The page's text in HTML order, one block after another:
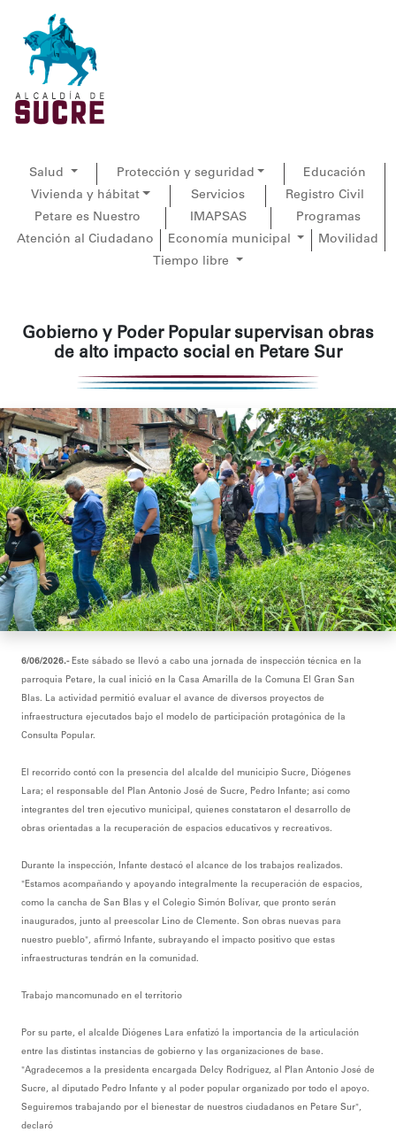
Salud Protección y seguridad
Educación
Vivienda y hábitat
Servicios
Registro Civil
Petare es Nuestro
IMAPSAS
Programas
Atención al Ciudadano
Economía municipal
Movilidad
Tiempo libre
Gobierno y Poder Popular supervisan obras
de alto impacto social en Petare Sur
6/06/2026.- Este sábado se llevó a cabo una jornada de inspección técnica en la
parroquia Petare, la cual inició en la Casa Amarilla de la Comuna El Gran San
Blas. La actividad permitió evaluar el avance de diversos proyectos de
infraestructura ejecutados bajo el modelo de participación protagónica de la
Consulta Popular.
‎El recorrido contó con la presencia del alcalde del municipio Sucre, Diógenes
Lara; el responsable del Plan Antonio José de Sucre, Pedro Infante; así como
integrantes del tren ejecutivo municipal, quienes constataron el desarrollo de
obras orientadas a la recuperación de espacios educativos y recreativos.
‎Durante la inspección, Infante destacó el alcance de los trabajos realizados.
"Estamos acompañando y apoyando integralmente la recuperación de espacios,
como la cancha de San Blas y el Colegio Simón Bolívar, que pronto serán
inaugurados, junto al preescolar Lino de Clemente. Son obras nuevas para
nuestro pueblo", afirmó Infante, subrayando el impacto positivo que estas
infraestructuras tendrán en la comunidad.
‎Trabajo mancomunado en el territorio
‎Por su parte, el alcalde Diógenes Lara enfatizó la importancia de la articulación
entre las distintas instancias de gobierno y las organizaciones de base.
"Agradecemos a la presidenta encargada Delcy Rodríguez, al Plan Antonio José de
Sucre, al diputado Pedro Infante y al poder popular organizado por todo el apoyo.
Seguiremos trabajando por el bienestar de nuestros ciudadanos en Petare Sur",
declaró